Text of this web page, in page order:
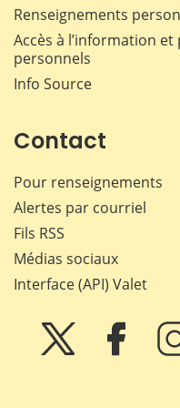
Renseignements
Accès à l’information
personnels
Info Source
Contact
Pour renseignements
Alertes par courriel
Fils RSS
Médias sociaux
Interface (API) Valet